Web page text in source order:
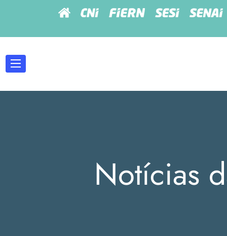
Notícias